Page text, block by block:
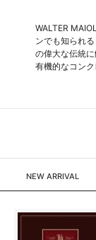
WALTER
ンでも知られ
の偉大な伝統
有機的なコンク
NEW ARRIVAL